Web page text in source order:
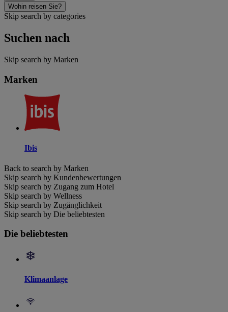
Wohin reisen Sie?
Skip search by categories
Suchen nach
Skip search by Marken
Marken
Ibis
Back to search by Marken
Skip search by Kundenbewertungen
Skip search by Zugang zum Hotel
Skip search by Wellness
Skip search by Zugänglichkeit
Skip search by Die beliebtesten
Die beliebtesten
Klimaanlage